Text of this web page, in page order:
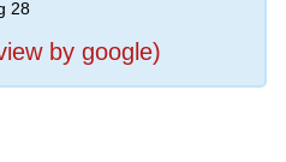
28
by google)